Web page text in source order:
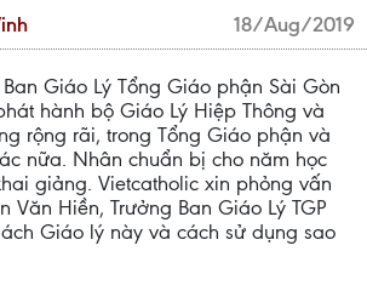
18/Aug/2019
Giáo Lý Tổng Giáo phận Sài Gòn
hành bộ Giáo Lý Hiệp Thông và
rộng rãi, trong Tổng Giáo phận và
nữa. Nhân chuẩn bị cho năm học
giảng. Vietcatholic xin phỏng vấn
Văn Hiền, Trưởng Ban Giáo Lý TGP
Giáo lý này và cách sử dụng sao